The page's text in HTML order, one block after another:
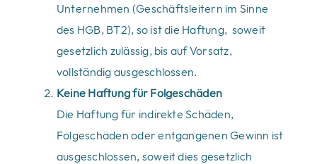
Unternehmen (Geschäftsleitern im Sinne
des HGB, BT2), so ist die Haftung, soweit
gesetzlich zulässig, bis auf Vorsatz,
vollständig ausgeschlossen.
Keine Haftung für Folgeschäden
Die Haftung für indirekte Schäden,
Folgeschäden oder entgangenen Gewinn ist
ausgeschlossen, soweit dies gesetzlich